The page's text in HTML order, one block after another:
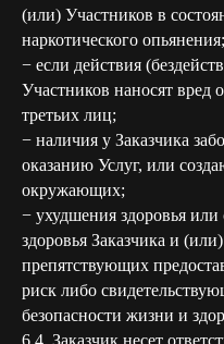
(или) Участников в
наркотического опьянения;
− если действия
Участников наносят
третьих лиц;
− наличия у Заказчика
оказанию Услуг, или
окружающих;
− ухудшения здоровья или
здоровья Заказчика и
препятствующих
риск либо
безопасности жизни и
6.4. Заказчик несет